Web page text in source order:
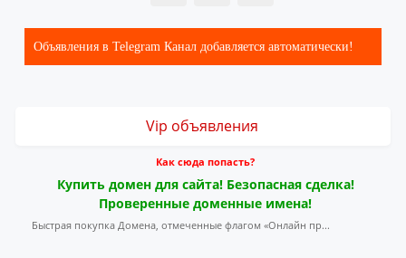
Объявления в Telegram Канал добавляется автоматически!
Vip объявления
Как сюда попасть?
Купить домен для сайта! Безопасная сделка!
Проверенные доменные имена!
Быстрая покупка Домена, отмеченные флагом «Онлайн пр...